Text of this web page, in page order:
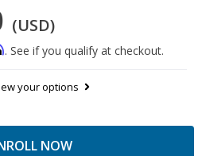
(USD)
. See if you qualify at checkout.
your options
NOW